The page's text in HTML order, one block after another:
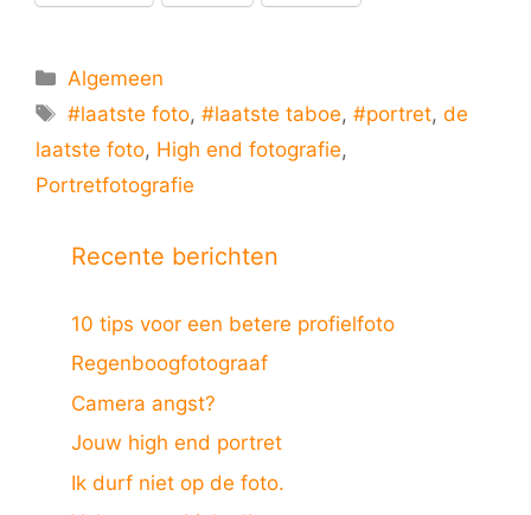
Categorieën
Algemeen
Tags
#laatste foto,#laatste taboe,#portret,de
laatste foto, High end fotografie,
Portretfotografie
Recente berichten
10 tips voor een betere profielfoto
Regenboogfotograaf
Camera angst?
Jouw high end portret
Ik durf niet op de foto.